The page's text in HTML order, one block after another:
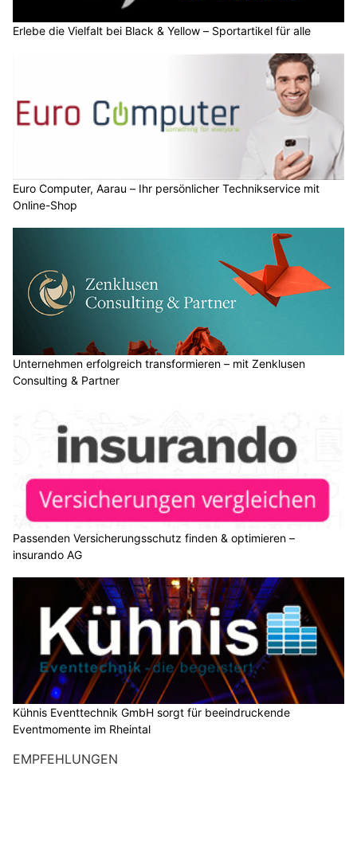
Erlebe die Vielfalt bei Black & Yellow – Sportartikel für alle
Euro Computer, Aarau – Ihr persönlicher Technikservice mit
Online-Shop
Unternehmen erfolgreich transformieren – mit Zenklusen
Consulting & Partner
Passenden Versicherungsschutz finden & optimieren –
insurando AG
Kühnis Eventtechnik GmbH sorgt für beeindruckende
Eventmomente im Rheintal
EMPFEHLUNGEN